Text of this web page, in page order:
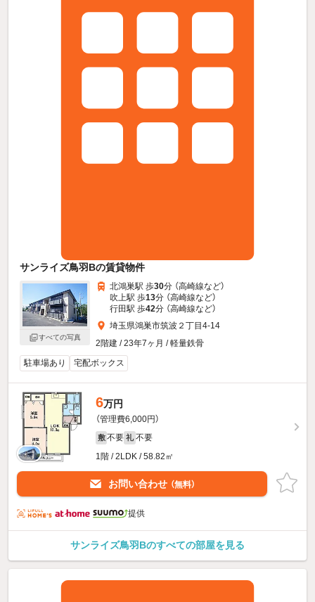
サンライズ鳥羽Bの賃貸物件
すべての写真
北鴻巣駅 歩30分 （高崎線など）
吹上駅 歩13分 （高崎線など）
行田駅 歩42分 （高崎線など）
埼玉県鴻巣市筑波２丁目4-14
2階建 / 23年7ヶ月 / 軽量鉄骨
駐車場あり
宅配ボックス
6万円
（管理費6,000円）
敷 不要 礼 不要
1階 / 2LDK / 58.82㎡
お問い合わせ （無料）
提供
サンライズ鳥羽Bのすべての部屋を見る